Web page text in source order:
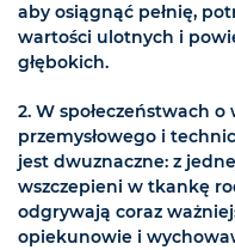
aby osiągnąć pełnię,
wartości ulotnych i
głębokich.
2. W społeczeństwach
przemysłowego i
jest dwuznaczne: z
wszczepieni w tkankę
odgrywają coraz
opiekunowie i